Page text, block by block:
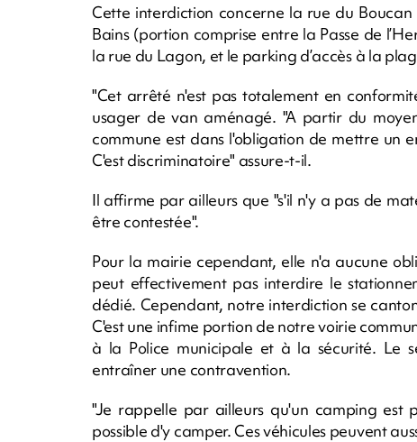
Cette interdiction concerne la rue du
Bains (portion comprise entre la Passe de
la rue du Lagon, et le parking d’accès à la
"Cet arrêté n'est pas totalement en
usager de van aménagé. "A partir du
commune est dans l'obligation de mettre un
C'est discriminatoire" assure-t-il.
Il affirme par ailleurs que "s'il n'y a pas de
être contestée".
Pour la mairie cependant, elle n'a aucune
peut effectivement pas interdire le
dédié. Cependant, notre interdiction se
C'est une infime portion de notre voirie
à la Police municipale et à la sécurité. Le
entraîner une contravention.
"Je rappelle par ailleurs qu'un camping
possible d'y camper. Ces véhicules peuvent